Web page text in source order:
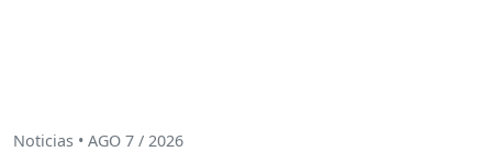
Noticias • AGO 7 / 2026